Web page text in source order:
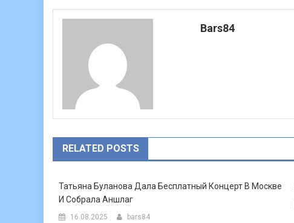
по
Bars84
RELATED POSTS
Татьяна Буланова Дала Бесплатный Концерт В Москве
И Собрала Аншлаг
16.08.2025 bars84